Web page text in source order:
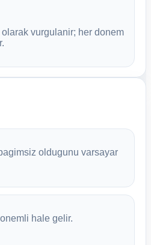
vurgulanir; her donem
oldugunu varsayar
hale gelir.